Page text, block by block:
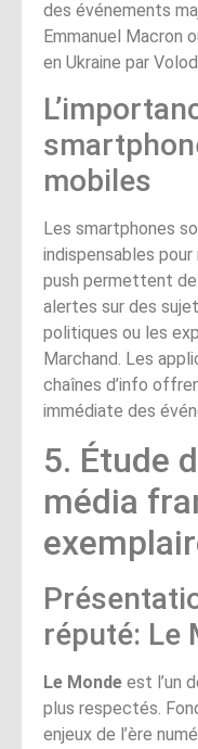
des événements
Emmanuel Macron
en Ukraine par
mobiles
Les smartphones
indispensables
push permettent
alertes sur des
politiques ou les
Marchand. Les
chaînes d’info
immédiate des
5. Étude
média
réputé: Le
Le Monde est l’un
plus respectés.
enjeux de l’ère